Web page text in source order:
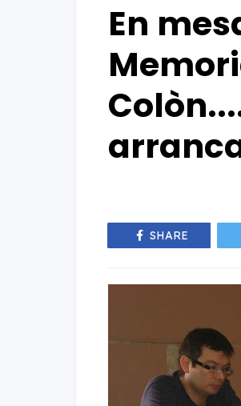
En
SHARE